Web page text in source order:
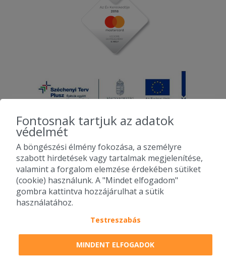
2010-2026 Copyright - Falatozz.hu - Diston-line Kft.
Pizza, gyros, hamburger, menük kedvező áron, egy helyen az összes
étterem ajánlata.
Fontosnak tartjuk az adatok
védelmét
A böngészési élmény fokozása, a személyre
szabott hirdetések vagy tartalmak megjelenítése,
valamint a forgalom elemzése érdekében sütiket
(cookie) használunk. A "Mindet elfogadom"
gombra kattintva hozzájárulhat a sütik
használatához.
Testreszabás
MINDENT ELFOGADOK